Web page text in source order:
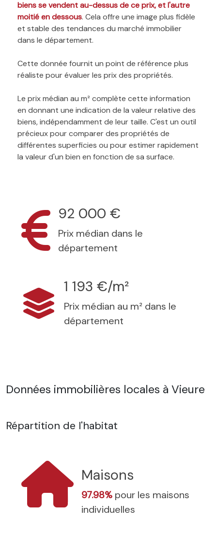
biens se vendent au-dessus de ce prix, et l'autre
moitié en dessous. Cela offre une image plus fidèle
et stable des tendances du marché immobilier
dans le département.
Cette donnée fournit un point de référence plus
réaliste pour évaluer les prix des propriétés.
Le prix médian au m² complète cette information
en donnant une indication de la valeur relative des
biens, indépendamment de leur taille. C'est un outil
précieux pour comparer des propriétés de
différentes superficies ou pour estimer rapidement
la valeur d'un bien en fonction de sa surface.
92 000 €
Prix médian dans le
département
1 193 €/m²
Prix médian au m² dans le
département
Données immobilières locales à Vieure
Répartition de l'habitat
Maisons
97.98% pour les maisons
individuelles